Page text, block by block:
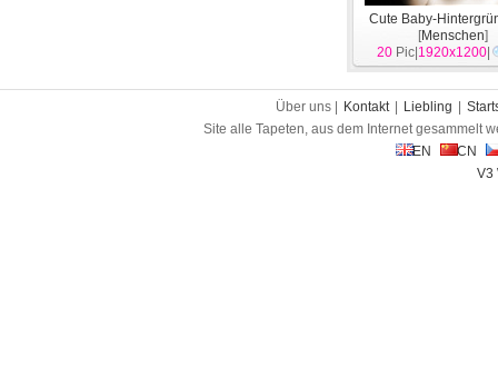
Cute Baby-
[Menschen]
20 Pic| 1920x1200
Über uns | Kontakt Liebling
Site alle Tapeten, aus dem Internet gesammelt
EN
CN
V3